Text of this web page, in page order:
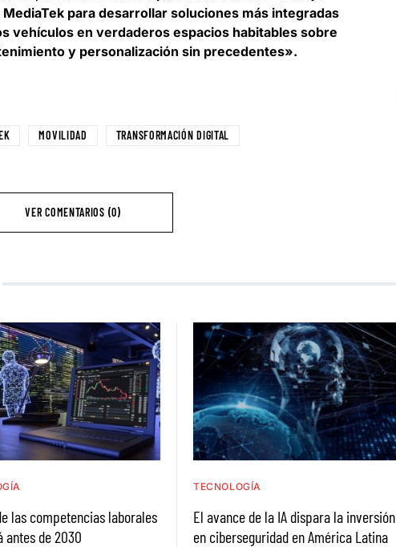
para desarrollar soluciones más integradas
vehículos en verdaderos espacios habitables sobre
y personalización sin precedentes».
MOVILIDAD TRANSFORMACIÓN DIGITAL
VER COMENTARIOS (0)
las competencias laborales
antes de 2030
TECNOLOGÍA
El avance de la IA dispara la inversión
en ciberseguridad en América Latina